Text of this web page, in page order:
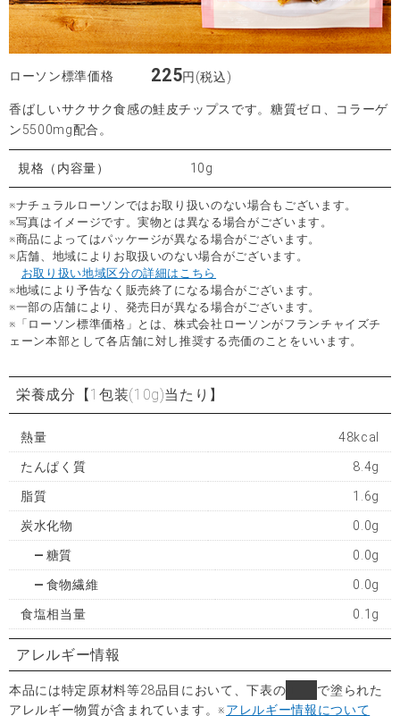
ローソン標準価格 225円(税込)
香ばしいサクサク食感の鮭皮チップスです。糖質ゼロ、コラーゲ
ン5500mg配合。
規格（内容量） 10g
※ナチュラルローソンではお取り扱いのない場合もございます。
※写真はイメージです。実物とは異なる場合がございます。
※商品によってはパッケージが異なる場合がございます。
※店舗、地域によりお取扱いのない場合がございます。
お取り扱い地域区分の詳細はこちら
※地域により予告なく販売終了になる場合がございます。
※一部の店舗により、発売日が異なる場合がございます。
※「ローソン標準価格」とは、株式会社ローソンがフランチャイズチ
ェーン本部として各店舗に対し推奨する売価のことをいいます。
栄養成分 【1包装(10g)当たり】
熱量 48kcal
たんぱく質 8.4g
脂質 1.6g
炭水化物 0.0g
糖質 0.0g
食物繊維 0.0g
食塩相当量 0.1g
アレルギー情報
本品には特定原材料等28品目において、下表の
で塗られた
アレルギー物質が含まれています。※アレルギー情報について